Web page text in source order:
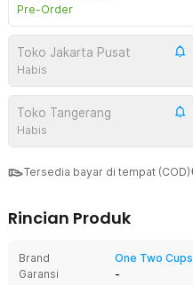
Pre-Order
Toko Jakarta Pusat
Habis
Toko Tangerang
Habis
Tersedia bayar di tempat (COD)
Rincian Produk
Brand
One Two Cups
Garansi
-